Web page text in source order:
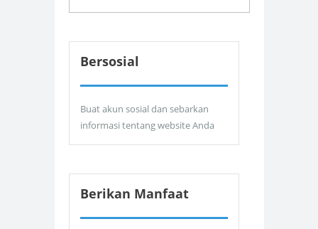
Bersosial
Buat akun sosial dan sebarkan
informasi tentang website Anda
Berikan Manfaat